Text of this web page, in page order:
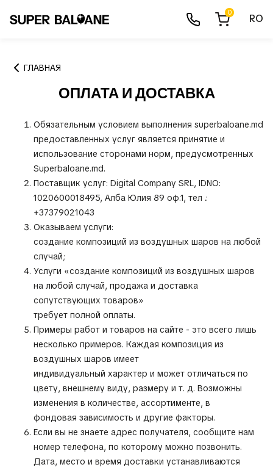
0
RO
ГЛАВНАЯ
ОПЛАТА И ДОСТАВКА
Обязательным условием выполнения superbaloane.md
предоставленных услуг является принятие и
использование сторонами норм, предусмотренных
Superbaloane.md.
Поставщик услуг: Digital Company SRL, IDNO:
1020600018495, Алба Юлия 89 оф.1, тел .:
+37379021043
Оказываем услуги:
создание композиций из воздушных шаров на любой
случай;
Услуги «создание композиций из воздушных шаров
на любой случай, продажа и доставка
сопутствующих товаров»
требует полной оплаты.
Примеры работ и товаров на сайте - это всего лишь
несколько примеров. Каждая композиция из
воздушных шаров имеет
индивидуальный характер и может отличаться по
цвету, внешнему виду, размеру и т. д. Возможны
изменения в количестве, ассортименте, в
фондовая зависимость и другие факторы.
Если вы не знаете адрес получателя, сообщите нам
номер телефона, по которому можно позвонить.
Дата, место и время доставки устанавливаются